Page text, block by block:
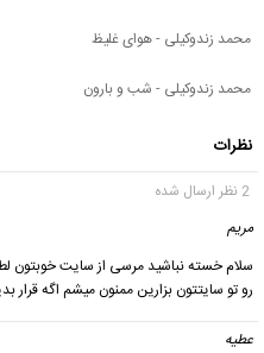
محمد زندوکیلی - هواى غلیظ
محمد زندوکیلی - شب و بارون
نظرات
2 نظر ارسال شده
مریم
سلام خسته نباشید مرسی از سایت خوبتون
رو تو سایتتون بزارین ممنون میشم اگه قرار
عطیه